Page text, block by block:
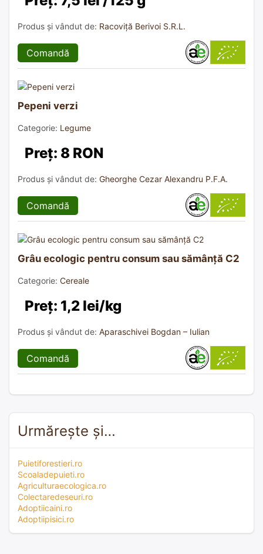
Produs și vândut de: Racoviță Berivoi S.R.L.
Comandă
Pepeni verzi
Categorie: Legume
Preț: 8 RON
Produs și vândut de: Gheorghe Cezar Alexandru P.F.A.
Comandă
Grâu ecologic pentru consum sau sămânță C2
Categorie: Cereale
Preț: 1,2 lei/kg
Produs și vândut de: Aparaschivei Bogdan – Iulian
Comandă
Urmărește și…
Puietiforestieri.ro
Scoaladepuieti.ro
Agriculturaecologica.ro
Colectaredeseuri.ro
Adoptiicaini.ro
Adoptiipisici.ro